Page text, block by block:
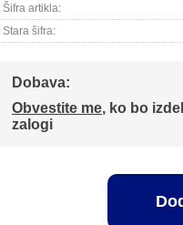
Šifra artikla:
Stara šifra:
Dobava:
Obvestite me, ko bo
zalogi